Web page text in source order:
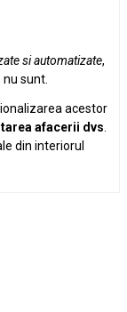
si automatizate,
sunt.
acestor
afacerii dvs
din interiorul